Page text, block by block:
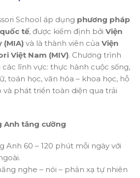
School áp dụng phương pháp
tế, được kiểm định bởi Viện
(MIA) và là thành viên của Viện
Việt Nam (MIV). Chương trình
lĩnh vực: thực hành cuộc sống,
toán học, văn hóa – khoa học, hỗ
phát triển toàn diện qua trải
Anh tăng cường
Anh 60 – 120 phút mỗi ngày với
nghe – nói – phản xạ tự nhiên